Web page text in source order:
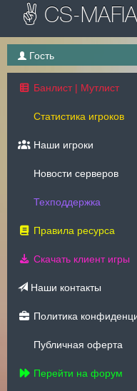
✌ CS-
Гость
Банлист | Мутлист
Статистика игроков
Наши игроки
Новости серверов
Техподдержка
Правила ресурса
Скачать клиент игры
Наши контакты
Политика
Публичная оферта
Перейти на форум